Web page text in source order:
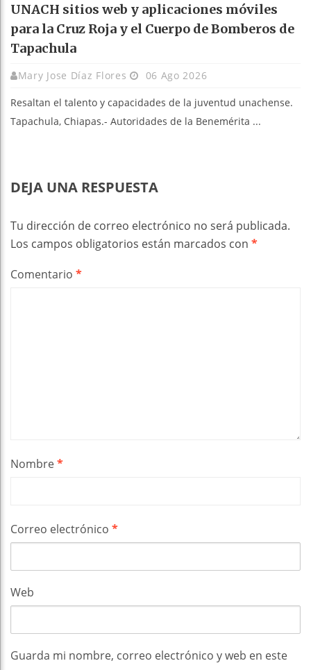
UNACH sitios web y aplicaciones móviles
para la Cruz Roja y el Cuerpo de Bomberos de
Tapachula
Mary Jose Díaz Flores 06 Ago 2026
Resaltan el talento y capacidades de la juventud unachense.
Tapachula, Chiapas.- Autoridades de la Benemérita ...
DEJA UNA RESPUESTA
Tu dirección de correo electrónico no será publicada.
Los campos obligatorios están marcados con *
Comentario *
Nombre*
Correo electrónico *
Web
Guarda mi nombre, correo electrónico y web en este